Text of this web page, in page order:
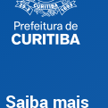
Saiba mais